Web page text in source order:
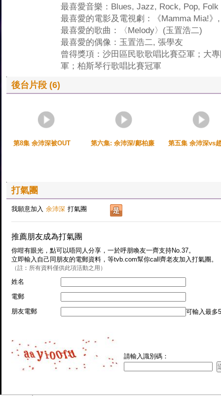
最喜愛音樂：Blues, Jazz, Rock, Pop, Folk
最喜愛的電影及電視劇：《Mamma Mia!》
最喜愛的歌曲：〈Melody〉(玉置浩二)
最喜愛的偶像：玉置浩二, 張學友
曾得獎項：沙田區民歌歌唱比賽亞軍；大
軍；柏斯琴行歌唱比賽冠軍
後台片段 (6)
第8集 余沛深被OUT 第六集: 余沛深/鄺柏廉 第五集 余沛深vs
打氣團
我願意加入 余沛深 打氣團
推薦朋友成為打氣團
你咁有眼光，點可以唔同人分享，一於呼朋喚友一齊支持No.37。
立即輸入自己同朋友的電郵資料，等tvb.com幫你call齊老友加入打氣團。
（註︰所有資料僅供此項活動之用）
姓名
電郵
朋友電郵
可輸入最多
請輸入識別碼：